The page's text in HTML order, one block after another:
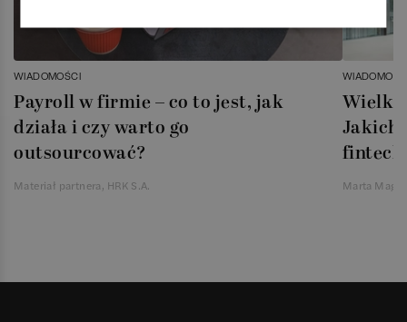
WIADOMOŚCI
Payroll w firmie – co to jest, jak
działa i czy warto go
outsourcować?
Materiał partnera, HRK S.A.
Jakich
Marta